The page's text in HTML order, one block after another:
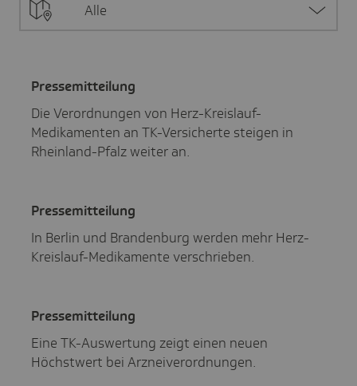
Alle
Pres­se­mit­tei­lung
Die Verordnungen von Herz-Kreislauf-
Medikamenten an TK-Versicherte steigen in
Rheinland-Pfalz weiter an.
Pres­se­mit­tei­lung
In Berlin und Brandenburg werden mehr Herz-
Kreislauf-Medikamente verschrieben.
Pres­se­mit­tei­lung
Eine TK-Auswertung zeigt einen neuen
Höchstwert bei Arzneiverordnungen.